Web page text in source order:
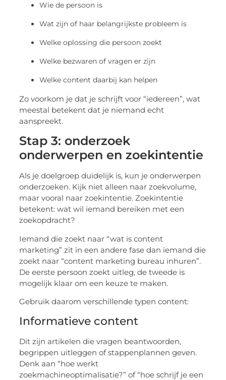
Wie de persoon is
Wat zijn of haar belangrijkste probleem is
Welke oplossing die persoon zoekt
Welke bezwaren of vragen er zijn
Welke content daarbij kan helpen
Zo voorkom je dat je schrijft voor “iedereen”, wat
meestal betekent dat je niemand echt
aanspreekt.
Stap 3: onderzoek
onderwerpen en zoekintentie
Als je doelgroep duidelijk is, kun je onderwerpen
onderzoeken. Kijk niet alleen naar zoekvolume,
maar vooral naar zoekintentie. Zoekintentie
betekent: wat wil iemand bereiken met een
zoekopdracht?
Iemand die zoekt naar “wat is content
marketing” zit in een andere fase dan iemand die
zoekt naar “content marketing bureau inhuren”.
De eerste persoon zoekt uitleg, de tweede is
mogelijk klaar om een keuze te maken.
Gebruik daarom verschillende typen content:
Informatieve content
Dit zijn artikelen die vragen beantwoorden,
begrippen uitleggen of stappenplannen geven.
Denk aan “hoe werkt
zoekmachineoptimalisatie?” of “hoe schrijf je een